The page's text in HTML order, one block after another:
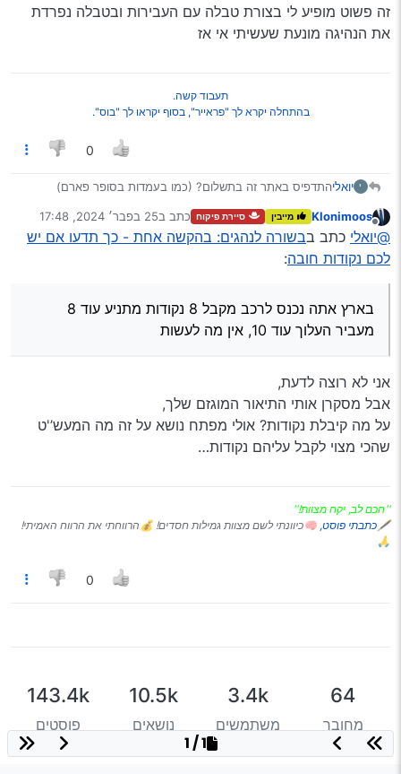
זה פשוט מופיע לי בצורת טבלה עם העבירות ובטבלה נפרדת
את הנהיגה מונעת שעשיתי אי אז
תעבוד קשה.
בהתחלה יקרא לך "פראייר", בסוף יקראו לך "בוס".
0
י יואליהתדפיס באתר זה בתשלום? (כמו בעמדות בסופר פארם)
אני לא עבריין, בארץ אתה נכנס לרכב מקבל 8 נקודות מתניע עוד
8 מעביר העלוך עוד 10, אין מה לעשות…
אגב המחיקה היא רק לעניין אמצעי התיקון קורסים שלילה וכו’
לא שמעו על עבירות הופכות לזכויות וכו’ חוקויס הגוייים…
מנותק
Klonimoos מייבין סיירת פיקוח כתב ב25 בפבר׳ 2024, 17:48
נערך לאחרונה על ידי
@יואלי כתב בבשורה לנהגים: בהקשה אחת - כך תדעו אם יש
לכם נקודות חובה:
בארץ אתה נכנס לרכב מקבל 8 נקודות מתניע עוד 8
מעביר העלוך עוד 10, אין מה לעשות
אני לא רוצה לדעת,
אבל מסקרן אותי התיאור המוגזם שלך,
על מה קיבלת נקודות? אולי מפתח נושא על זה מה המעש’'ט
שהכי מצוי לקבל עליהם נקודות…
''חכם לב, יקח מצוות!''
🖋כתבתי פוסט, 🧠כיוונתי לשם מצוות גמילות חסדים! 💰הרווחתי את הרווח האמיתי!
🙏
0
64
מחובר
3.4k
משתמשים
10.5k
נושאים
143.4k
פוסטים
1 / 1